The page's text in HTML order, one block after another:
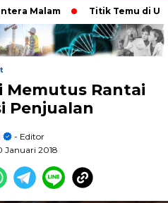
Titik Temu di Ujung
Memutus Rantai
Penjualan
- Editor
Januari 2018